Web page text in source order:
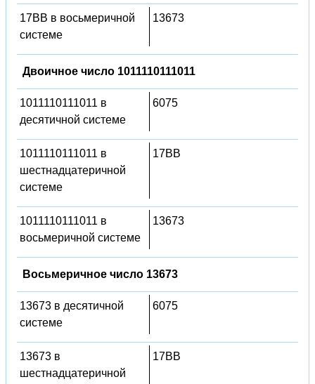
17BB в восьмеричной
системе
13673
Двоичное число 1011110111011
1011110111011 в
десятичной системе
6075
1011110111011 в
шестнадцатеричной
системе
17BB
1011110111011 в
восьмеричной системе
13673
Восьмеричное число 13673
13673 в десятичной
системе
6075
13673 в
шестнадцатеричной
17BB